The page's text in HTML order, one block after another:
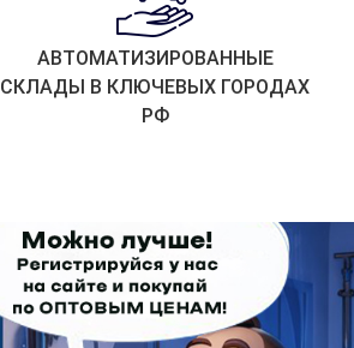
АВТОМАТИЗИРОВАННЫЕ
СКЛАДЫ В КЛЮЧЕВЫХ ГОРОДАХ
РФ